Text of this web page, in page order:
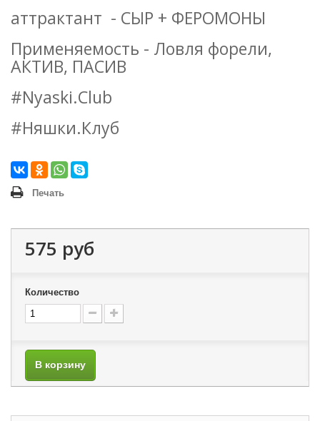
аттрактант - СЫР + ФЕРОМОНЫ
Применяемость - Ловля форели,
АКТИВ, ПАСИВ
#Nyaski.Club
#Няшки.Клуб
Печать
575 руб
Количество
В корзину